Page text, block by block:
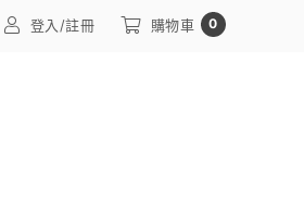
登入/註冊 購物車 0